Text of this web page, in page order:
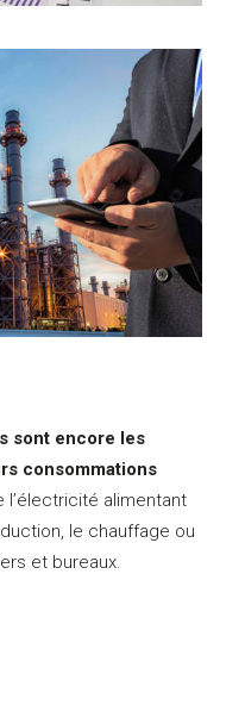
sont encore les
consommations
l’électricité alimentant
le chauffage ou
et bureaux.